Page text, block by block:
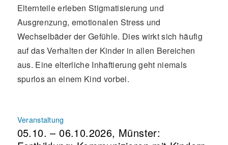
Elternteile erleben Stigmatisierung und
Ausgrenzung, emotionalen Stress und
Wechselbäder der Gefühle. Dies wirkt sich häufig
auf das Verhalten der Kinder in allen Bereichen
aus. Eine elterliche Inhaftierung geht niemals
spurlos an einem Kind vorbei.
Veranstaltung
05.10. – 06.10.2026, Münster: